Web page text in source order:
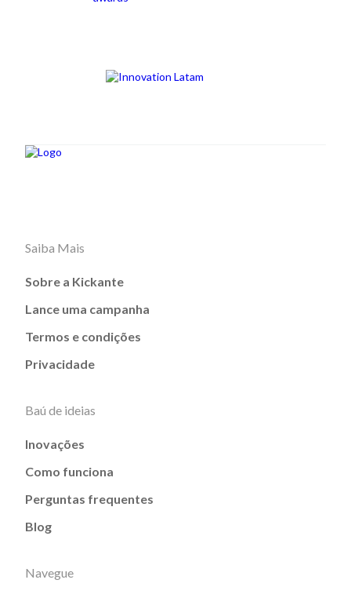
Saiba Mais
Sobre a Kickante
Lance uma campanha
Termos e condições
Privacidade
Baú de ideias
Inovações
Como funciona
Perguntas frequentes
Blog
Navegue